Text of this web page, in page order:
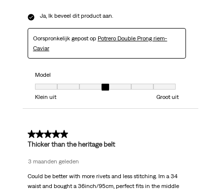
Ja, Ik beveel dit product aan.
Oorspronkelijk gepost op Potrero Double Prong riem-
Caviar
Model
Model, 4 van 7, waarbij 1 gelijk is aan Klein uit en 7 gelijk is aan Groot uit
Klein uit
Groot uit
4 van 5 sterren.
Thicker than the heritage belt
3 maanden geleden
Could be better with more rivets and less stitching. Im a 34
waist and bought a 36inch/95cm, perfect fits in the middle